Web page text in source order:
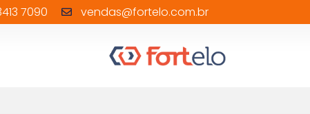
7090 vendas@fortelo.com.br